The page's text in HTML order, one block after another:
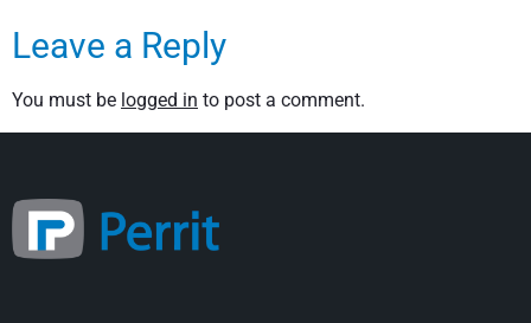
Leave a Reply
You must be logged in to post a comment.